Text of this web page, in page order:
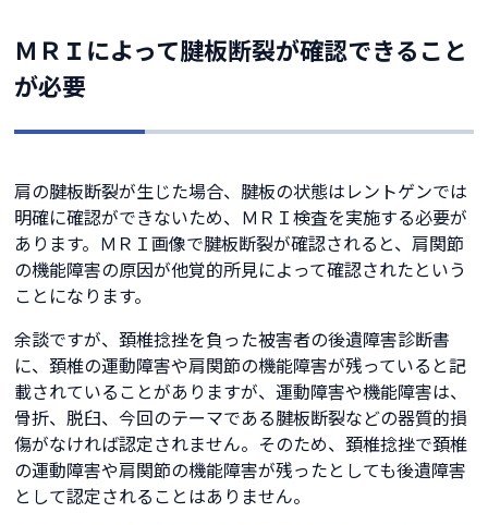
ＭＲＩによって腱板断裂が確認できること
が必要
肩の腱板断裂が生じた場合、腱板の状態はレントゲンでは
明確に確認ができないため、ＭＲＩ検査を実施する必要が
あります。ＭＲＩ画像で腱板断裂が確認されると、肩関節
の機能障害の原因が他覚的所見によって確認されたという
ことになります。
余談ですが、頚椎捻挫を負った被害者の後遺障害診断書
に、頚椎の運動障害や肩関節の機能障害が残っていると記
載されていることがありますが、運動障害や機能障害は、
骨折、脱臼、今回のテーマである腱板断裂などの器質的損
傷がなければ認定されません。そのため、頚椎捻挫で頚椎
の運動障害や肩関節の機能障害が残ったとしても後遺障害
として認定されることはありません。